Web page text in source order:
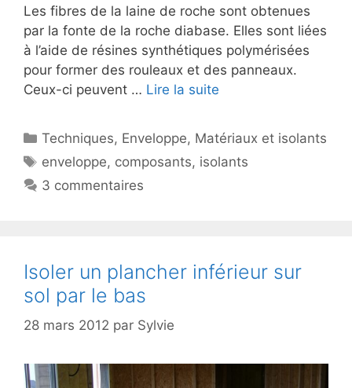
Les fibres de la laine de roche sont obtenues
par la fonte de la roche diabase. Elles sont liées
à l’aide de résines synthétiques polymérisées
pour former des rouleaux et des panneaux.
Ceux-ci peuvent … Lire la suite
Catégories
Techniques, Enveloppe, Matériaux et isolants
Étiquettes
enveloppe, composants, isolants
3 commentaires
Isoler un plancher inférieur sur
sol par le bas
28 mars 2012 par Sylvie